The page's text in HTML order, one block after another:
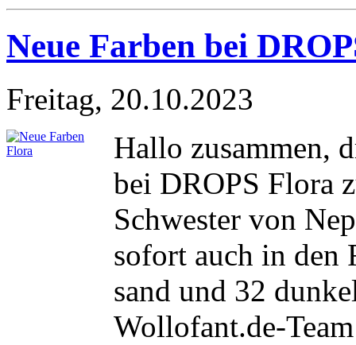
Neue Farben bei
Freitag, 20.10.2023
Hallo zusammen,
bei DROPS Flora
Schwester von
sofort auch in den
sand und 32
Wollofant.de-Team